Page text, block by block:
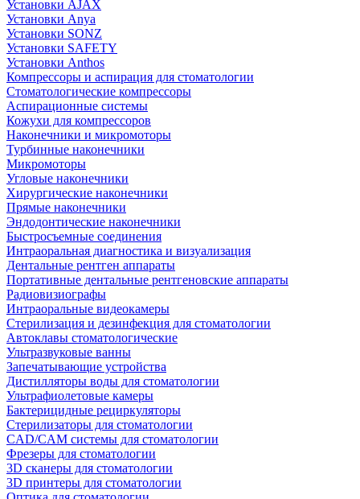
Установки AJAX
Установки Anya
Установки SONZ
Установки SAFETY
Установки Anthos
Компрессоры и аспирация для стоматологии
Стоматологические компрессоры
Аспирационные системы
Кожухи для компрессоров
Наконечники и микромоторы
Турбинные наконечники
Микромоторы
Угловые наконечники
Хирургические наконечники
Прямые наконечники
Эндодонтические наконечники
Быстросъемные соединения
Интраоральная диагностика и визуализация
Дентальные рентген аппараты
Портативные дентальные рентгеновские аппараты
Радиовизиографы
Интраоральные видеокамеры
Стерилизация и дезинфекция для стоматологии
Автоклавы стоматологические
Ультразвуковые ванны
Запечатывающие устройства
Дистилляторы воды для стоматологии
Ультрафиолетовые камеры
Бактерицидные рециркуляторы
Стерилизаторы для стоматологии
CAD/CAM системы для стоматологии
Фрезеры для стоматологии
3D cканеры для стоматологии
3D принтеры для стоматологии